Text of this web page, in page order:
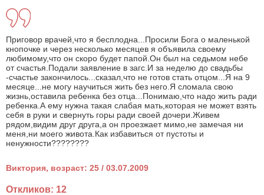
Приговор врачей,что я бесплодна...Просили Бога о маленькой
кнопочке и через несколько месяцев я объявила своему
любимому,что он скоро будет папой.Он был на седьмом небе
от счастья.Подали заявление в загс.И за неделю до свадьбы
-счастье закончилось...сказал,что не готов стать отцом...Я на 9
месяце...не могу научиться жить без него.Я сломала свою
жизнь,оставила ребенка без отца...Понимаю,что надо жить ради
ребенка.А ему нужна такая слабая мать,которая не может взять
себя в руки и свернуть горы ради своей дочери.Живем
рядом,видим друг друга,а он проезжает мимо,не замечая ни
меня,ни моего живота.Как избавиться от пустоты и
ненужности????????
Виктория, возраст: 25 / 03.07.2009
Откликов: 12